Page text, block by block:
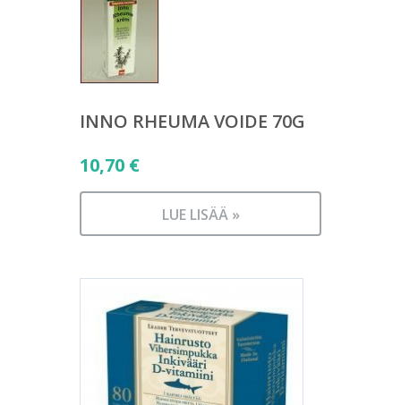
INNO RHEUMA VOIDE 70G
10,70 €
LUE LISÄÄ »